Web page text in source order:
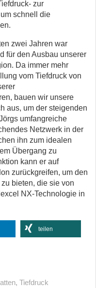
zur
schnell die
zwei Jahren war
für den Ausbau unserer
Da immer mehr
vom Tiefdruck von
bauen wir unsere
aus, um der steigenden
umfangreiche
Netzwerk in der
ihn zum idealen
Übergang zu
kann er auf
zurückgreifen, um den
bieten, die sie von
NX-Technologie in
teilen
, Tiefdruck